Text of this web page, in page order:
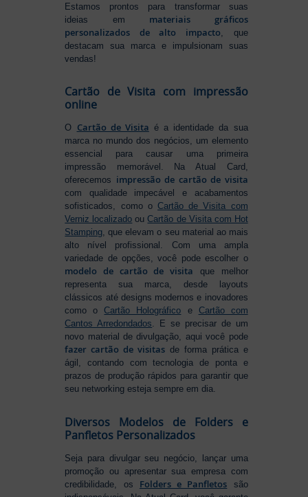
Estamos prontos para transformar suas
ideias em materiais gráficos
personalizados de alto impacto , que
destacam sua marca e impulsionam suas
vendas!
Cartão de Visita com impressão
online
O Cartão de Visita é a identidade da sua
marca no mundo dos negócios, um elemento
essencial para causar uma primeira
impressão memorável. Na Atual Card,
oferecemos impressão de cartão de visita
com qualidade impecável e acabamentos
sofisticados, como o Cartão de Visita com
Verniz localizado ouCartão de Visita com Hot
Stamping, que elevam o seu material ao mais
alto nível profissional. Com uma ampla
variedade de opções, você pode escolher o
modelo de cartão de visita que melhor
representa sua marca, desde layouts
clássicos até designs modernos e inovadores
como oCartão Holográfico e Cartão com
Cantos Arredondados. E se precisar de um
novo material de divulgação, aqui você pode
fazer cartão de visitas de forma prática e
ágil, contando com tecnologia de ponta e
prazos de produção rápidos para garantir que
seu networking esteja sempre em dia.
Diversos Modelos de Folders e
Panfletos Personalizados
Seja para divulgar seu negócio, lançar uma
promoção ou apresentar sua empresa com
credibilidade, os Folders e Panfletos são